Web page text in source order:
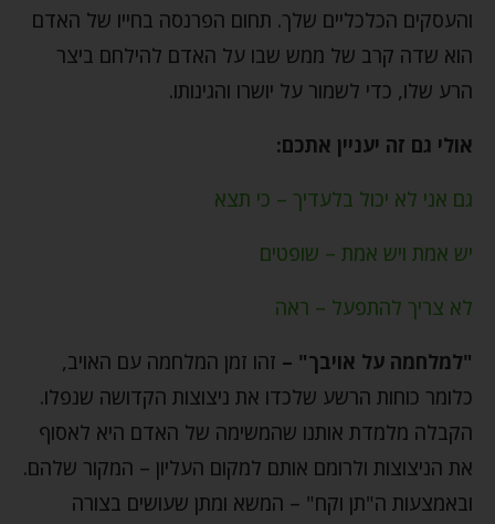
והעסקים הכלכליים שלך. תחום הפרנסה בחייו של האדם
הוא שדה קרב של ממש שבו על האדם להילחם ביצר
הרע שלו, כדי לשמור על יושרו והגינותו.
אולי גם זה יעניין אתכם:
גם אני לא יכול בלעדיך – כי תצא
יש אמת ויש אמת – שופטים
לא צריך להתפעל – ראה
"למלחמה על אויבך" –זהו זמן המלחמה עם האויב,
כלומר כוחות הרשע שלכדו את ניצוצות הקדושה שנפלו.
הקבלה מלמדת אותנו שהמשימה של האדם היא לאסוף
את הניצוצות ולרומם אותם למקום העליון – המקור שלהם.
ובאמצעות ה"תן וקח" – המשא ומתן שעושים בצורה